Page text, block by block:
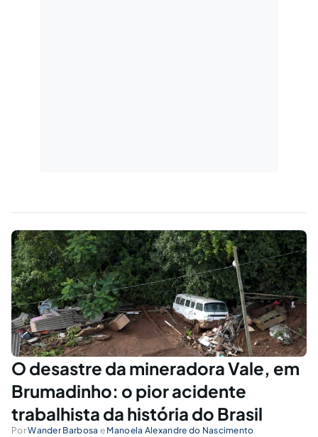
O desastre da mineradora Vale, em
Brumadinho: o pior acidente
trabalhista da história do Brasil
PorWander Barbosa e Manoela Alexandre do Nascimento